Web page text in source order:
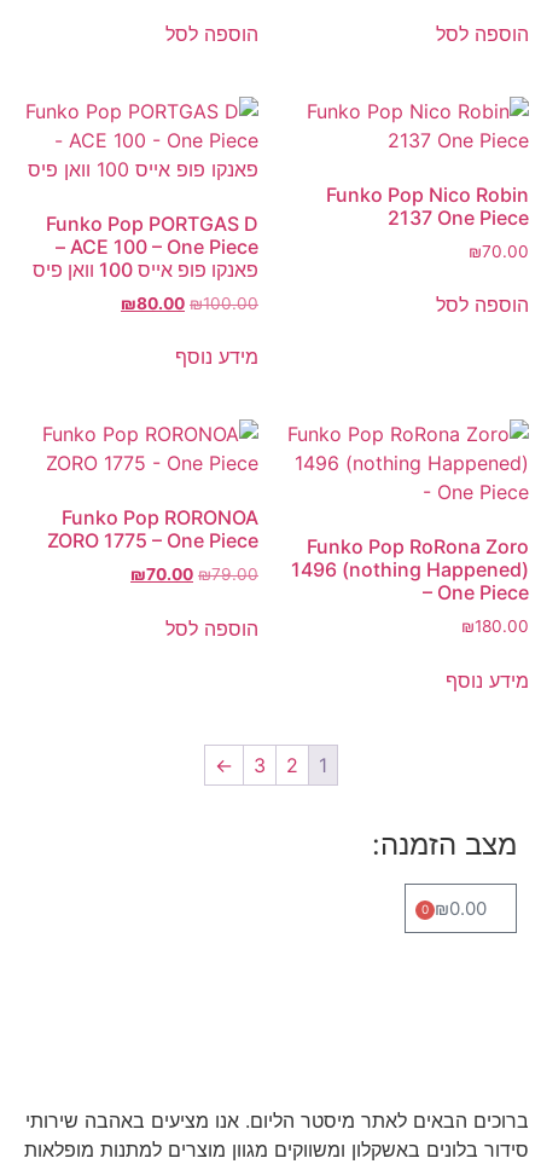
הוספה לסל הוספה לסל
Funko Pop Nico Robin
2137 One Piece
₪70.00
הוספה לסל
Funko Pop PORTGAS D
ACE 100 – One Piece –
פאנקו פופ אייס 100 וואן פיס
₪100.00
₪80.00
מידע נוסף
Funko Pop RoRona Zoro
1496 (nothing Happened)
– One Piece
₪180.00
מידע נוסף
Funko Pop RORONOA
ZORO 1775 – One Piece
₪79.00
₪70.00
הוספה לסל
1
2
3
←
מצב הזמנה:
₪0.00
0
ברוכים הבאים לאתר מיסטר הליום. אנו מציעים באהבה שירותי
סידור בלונים באשקלון ומשווקים מגוון מוצרים למתנות מופלאות